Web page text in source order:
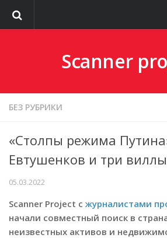
Scanner
БЕЗ РУБРИКИ
«Столпы режима
Евтушенков и три
05.03.2022
Scanner Project c журналистами
начали совместный поиск в
неизвестных активов и